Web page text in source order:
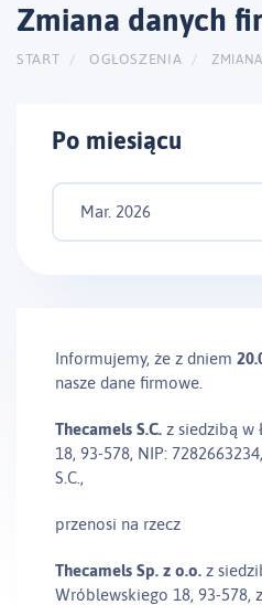
Zmiana danych
START OGŁOSZENIA
Po miesiącu
Informujemy, że z dniem
nasze dane firmowe.
Thecamels S.C. z siedzibą w
18, 93-578, NIP:
S.C.,
przenosi na rzecz
Thecamels Sp. z o.o. z
Wróblewskiego 18, 93-578,